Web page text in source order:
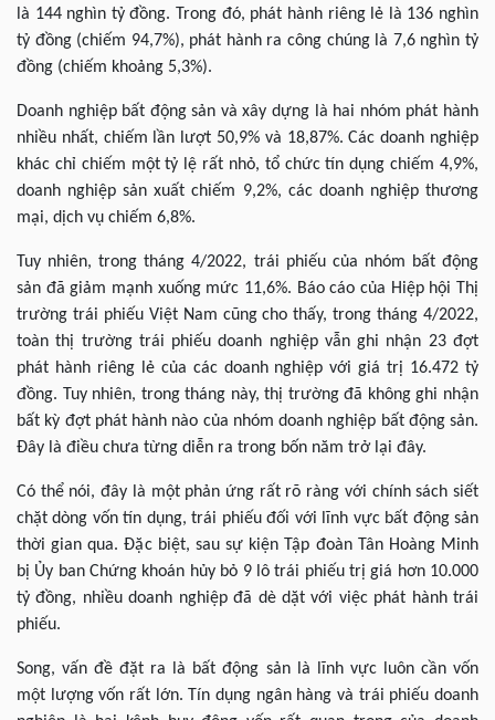
là 144 nghìn tỷ đồng. Trong đó, phát hành riêng lẻ là 136 nghìn
tỷ đồng (chiếm 94,7%), phát hành ra công chúng là 7,6 nghìn tỷ
đồng (chiếm khoảng 5,3%).
Doanh nghiệp bất động sản và xây dựng là hai nhóm phát hành
nhiều nhất, chiếm lần lượt 50,9% và 18,87%. Các doanh nghiệp
khác chỉ chiếm một tỷ lệ rất nhỏ, tổ chức tín dụng chiếm 4,9%,
doanh nghiệp sản xuất chiếm 9,2%, các doanh nghiệp thương
mại, dịch vụ chiếm 6,8%.
Tuy nhiên, trong tháng 4/2022, trái phiếu của nhóm bất động
sản đã giảm mạnh xuống mức 11,6%. Báo cáo của Hiệp hội Thị
trường trái phiếu Việt Nam cũng cho thấy, trong tháng 4/2022,
toàn thị trường trái phiếu doanh nghiệp vẫn ghi nhận 23 đợt
phát hành riêng lẻ của các doanh nghiệp với giá trị 16.472 tỷ
đồng. Tuy nhiên, trong tháng này, thị trường đã không ghi nhận
bất kỳ đợt phát hành nào của nhóm doanh nghiệp bất động sản.
Đây là điều chưa từng diễn ra trong bốn năm trở lại đây.
Có thể nói, đây là một phản ứng rất rõ ràng với chính sách siết
chặt dòng vốn tín dụng, trái phiếu đối với lĩnh vực bất động sản
thời gian qua. Đặc biệt, sau sự kiện Tập đoàn Tân Hoàng Minh
bị Ủy ban Chứng khoán hủy bỏ 9 lô trái phiếu trị giá hơn 10.000
tỷ đồng, nhiều doanh nghiệp đã dè dặt với việc phát hành trái
phiếu.
Song, vấn đề đặt ra là bất động sản là lĩnh vực luôn cần vốn
một lượng vốn rất lớn. Tín dụng ngân hàng và trái phiếu doanh